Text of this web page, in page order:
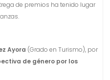
de premios ha tenido lugar
Ayora (Grado en Turismo), por
de género por los